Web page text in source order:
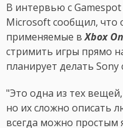
В интервью с
Microsoft сообщил, что
применяемые вXbox
стримить игры прямо
планирует делать Sony
"Это одна из тех
но их сложно описать
всегда можно простым